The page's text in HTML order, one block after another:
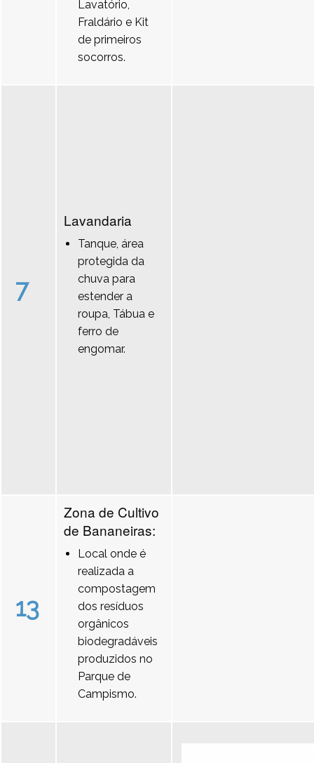
Lavatório,
Fraldário e Kit
de primeiros
socorros.
7
Lavandaria
Tanque, área
protegida da
chuva para
estender a
roupa, Tábua e
ferro de
engomar.
13
Zona de Cultivo
de Bananeiras:
Local onde é
realizada a
compostagem
dos resíduos
orgânicos
biodegradáveis
produzidos no
Parque de
Campismo.